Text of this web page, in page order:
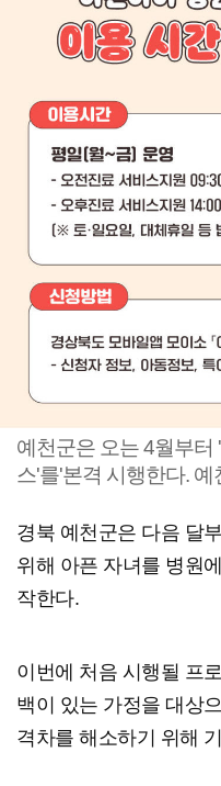
예천군은 오는 4월부터
스'를'본격 시행한다. 예
경북 예천군은 다음 달
위해 아픈 자녀를 병원
작한다.
이번에 처음 시행될 프
백이 있는 가정을 대상
격차를 해소하기 위해